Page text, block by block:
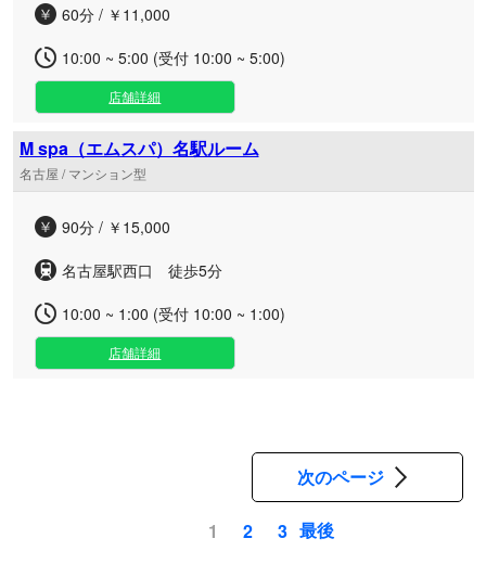
60分 / ￥11,000
10:00 ~ 5:00 (受付 10:00 ~ 5:00)
店舗詳細
M spa（エムスパ）名駅ルーム
名古屋 / マンション型
90分 / ￥15,000
名古屋駅西口 徒歩5分
10:00 ~ 1:00 (受付 10:00 ~ 1:00)
店舗詳細
1 2 3
次のページ
最後